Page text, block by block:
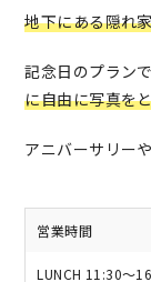
地下にある隠れ
記念日のプランで
に自由に写真を
アニバーサリー
営業時間
LUNCH 11:30〜